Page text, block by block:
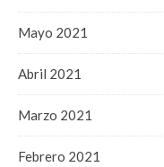
Mayo 2021
Abril 2021
Marzo 2021
Febrero 2021